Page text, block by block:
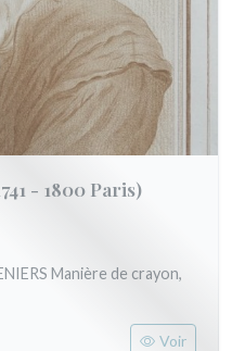
- 1800 Paris)
Manière de crayon,
Voir